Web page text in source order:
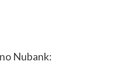
Nubank: